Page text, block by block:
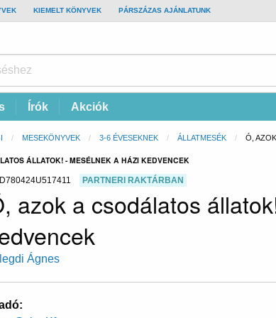
KIEMELT KÖNYVEK PÁRSZÁZAS AJÁNLATUNK
Írók Akciók
MESEKÖNYVEK 3-6 ÉVESEKNEK ÁLLATMESÉK Ó,
ÁLLATOK! - MESÉLNEK A HÁZI KEDVENCEK
PARTNERI RAKTÁRBAN
azok a csodálatos
Ágnes